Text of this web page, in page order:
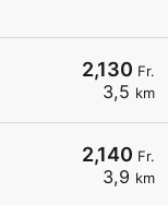
2,130 Fr.
3,5 km
2,140 Fr.
3,9 km